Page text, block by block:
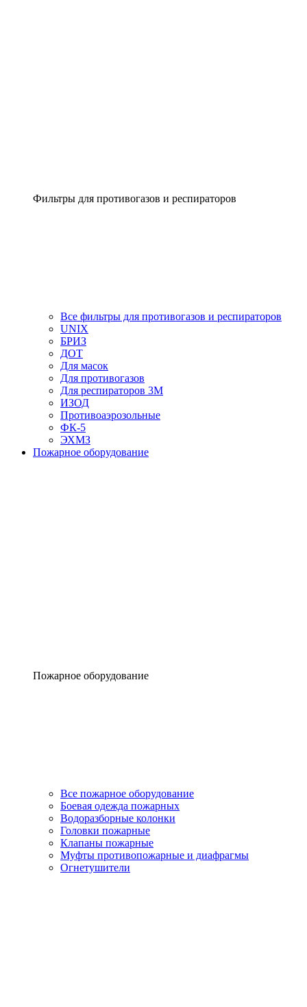
Фильтры для противогазов и респираторов
Все фильтры для противогазов и респираторов
UNIX
БРИЗ
ДОТ
Для масок
Для противогазов
Для респираторов 3М
ИЗОД
Противоаэрозольные
ФК-5
ЭХМЗ
Пожарное оборудование
Пожарное оборудование
Все пожарное оборудование
Боевая одежда пожарных
Водоразборные колонки
Головки пожарные
Клапаны пожарные
Муфты противопожарные и диафрагмы
Огнетушители